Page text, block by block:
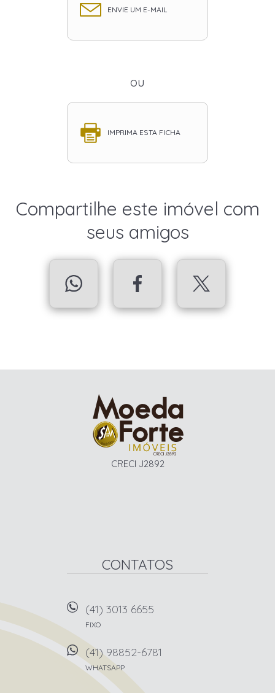
ENVIE UM E-MAIL
ou
IMPRIMA ESTA FICHA
Compartilhe este imóvel com
seus amigos
CRECI J2892
CONTATOS
(41) 3013 6655
FIXO
(41) 98852-6781
WHATSAPP